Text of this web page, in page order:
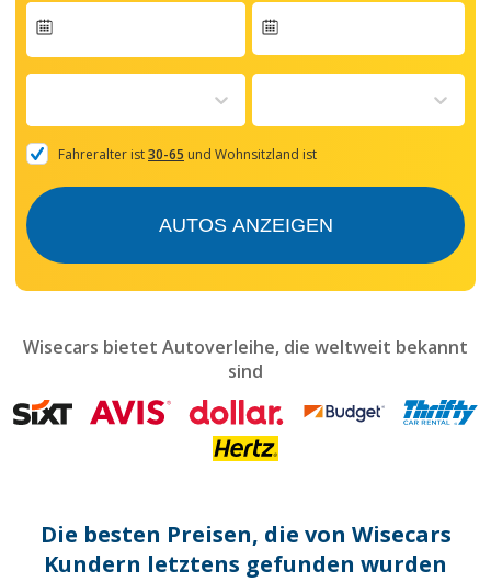
forward
with
the
and
mark
get
the
dates.
Fahreralter ist30-65 und Wohnsitzland ist
AUTOS ANZEIGEN
Wisecars bietet Autoverleihe, die weltweit bekannt
sind
Die besten Preisen, die von Wisecars
Kundern letztens gefunden wurden